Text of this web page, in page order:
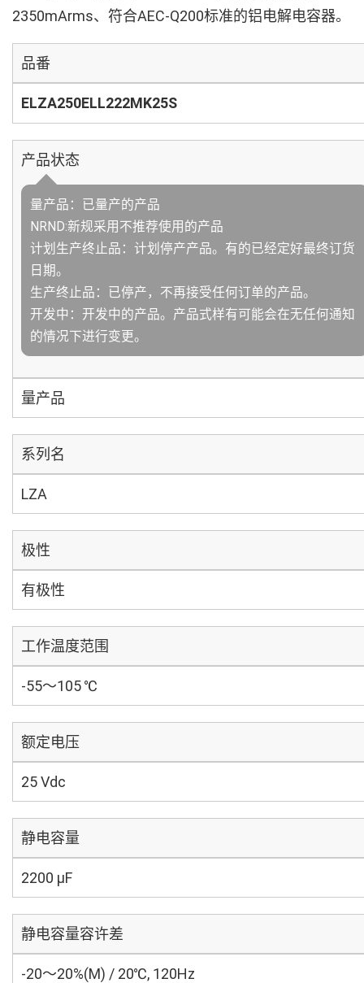
2350mArms、符合AEC-Q200标准的铝电解电容器。
品番
ELZA250ELL222MK25S
产品状态
量产品：已量产的产品
NRND:新规采用不推荐使用的产品
计划生产终止品：计划停产产品。有的已经定好最终订货
日期。
生产终止品：已停产，不再接受任何订单的产品。
开发中：开发中的产品。产品式样有可能会在无任何通知
的情况下进行变更。
量产品
系列名
LZA
极性
有极性
工作温度范围
-55～105 ℃
额定电压
25 Vdc
静电容量
2200 µF
静电容量容许差
-20～20%(M) / 20℃, 120Hz